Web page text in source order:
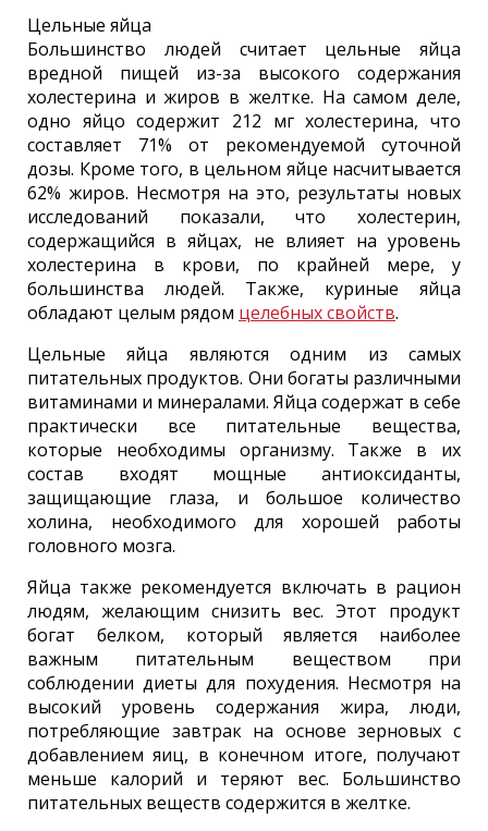
Цельные яйца
Большинство людей считает цельные яйца
вредной пищей из-за высокого содержания
холестерина и жиров в желтке. На самом деле,
одно яйцо содержит 212 мг холестерина, что
составляет 71% от рекомендуемой суточной
дозы. Кроме того, в цельном яйце насчитывается
62% жиров. Несмотря на это, результаты новых
исследований показали, что холестерин,
содержащийся в яйцах, не влияет на уровень
холестерина в крови, по крайней мере, у
большинства людей. Также, куриные яйца
обладают целым рядом целебных свойств.
Цельные яйца являются одним из самых
питательных продуктов. Они богаты различными
витаминами и минералами. Яйца содержат в себе
практически все питательные вещества,
которые необходимы организму. Также в их
состав входят мощные антиоксиданты,
защищающие глаза, и большое количество
холина, необходимого для хорошей работы
головного мозга.
Яйца также рекомендуется включать в рацион
людям, желающим снизить вес. Этот продукт
богат белком, который является наиболее
важным питательным веществом при
соблюдении диеты для похудения. Несмотря на
высокий уровень содержания жира, люди,
потребляющие завтрак на основе зерновых с
добавлением яиц, в конечном итоге, получают
меньше калорий и теряют вес. Большинство
питательных веществ содержится в желтке.